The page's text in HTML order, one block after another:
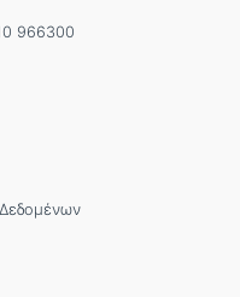
966300